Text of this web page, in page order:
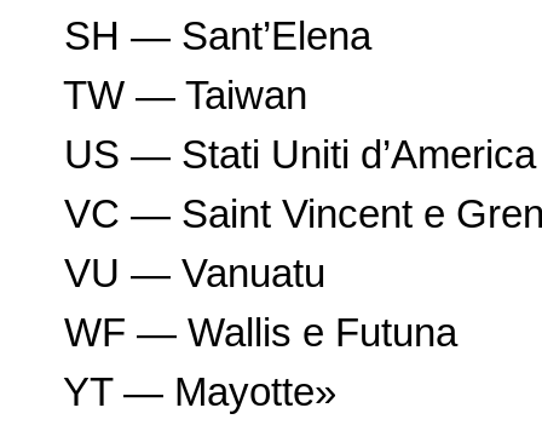
SH — Sant’Elena
TW — Taiwan
US — Stati Uniti d’America
VC — Saint Vincent e
VU — Vanuatu
WF — Wallis e Futuna
YT — Mayotte»